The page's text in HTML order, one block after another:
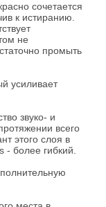
сочетается
к истиранию.
не
промыть
усиливает
звуко- и
всего
этого слоя в
- более гибкий.